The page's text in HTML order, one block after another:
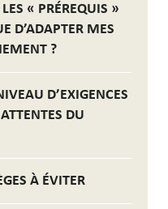
« PRÉREQUIS »
D’ADAPTER MES
?
D’EXIGENCES
DU
À ÉVITER